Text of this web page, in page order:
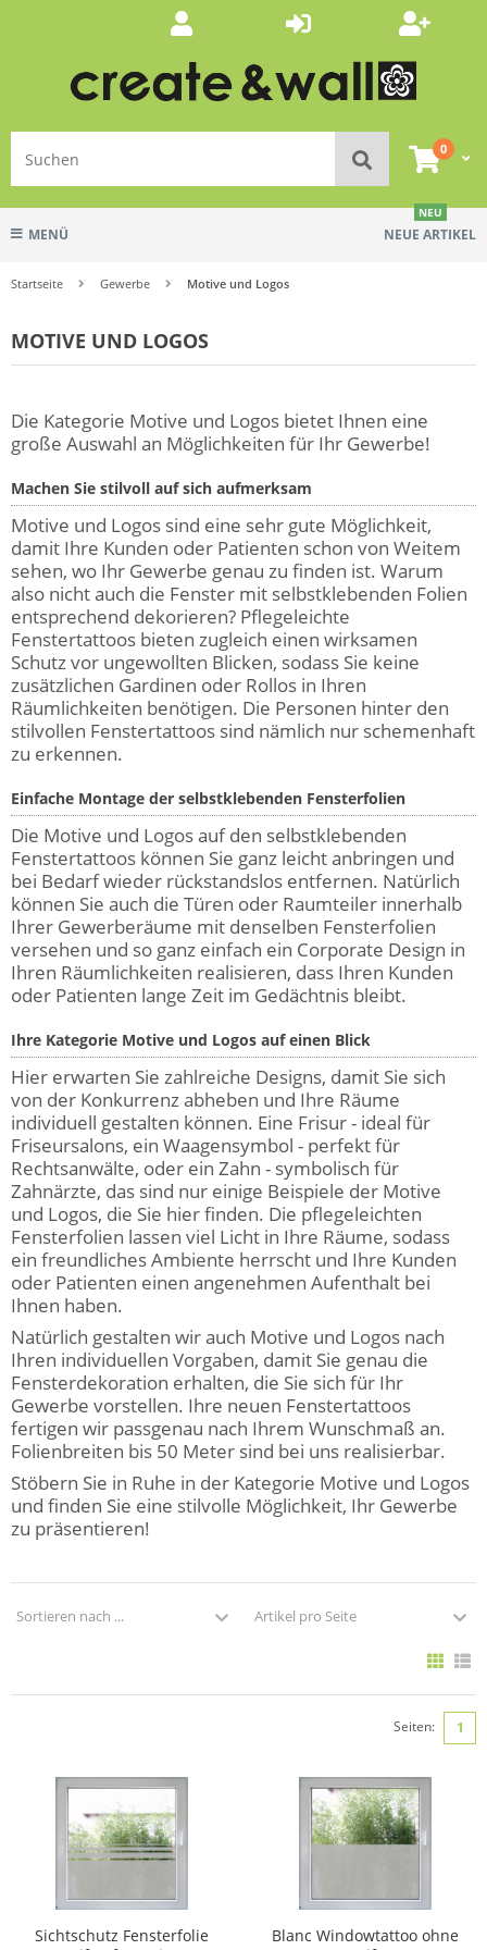
0
MENÜ NEUE ARTIKEL
NEU
Startseite Gewerbe Motive und Logos
MOTIVE UND LOGOS
Die Kategorie Motive und Logos bietet Ihnen eine
große Auswahl an Möglichkeiten für Ihr Gewerbe!
Machen Sie stilvoll auf sich aufmerksam
Motive und Logos sind eine sehr gute Möglichkeit,
damit Ihre Kunden oder Patienten schon von Weitem
sehen, wo Ihr Gewerbe genau zu finden ist. Warum
also nicht auch die Fenster mit selbstklebenden Folien
entsprechend dekorieren? Pflegeleichte
Fenstertattoos bieten zugleich einen wirksamen
Schutz vor ungewollten Blicken, sodass Sie keine
zusätzlichen Gardinen oder Rollos in Ihren
Räumlichkeiten benötigen. Die Personen hinter den
stilvollen Fenstertattoos sind nämlich nur schemenhaft
zu erkennen.
Einfache Montage der selbstklebenden Fensterfolien
Die Motive und Logos auf den selbstklebenden
Fenstertattoos können Sie ganz leicht anbringen und
bei Bedarf wieder rückstandslos entfernen. Natürlich
können Sie auch die Türen oder Raumteiler innerhalb
Ihrer Gewerberäume mit denselben Fensterfolien
versehen und so ganz einfach ein Corporate Design in
Ihren Räumlichkeiten realisieren, dass Ihren Kunden
oder Patienten lange Zeit im Gedächtnis bleibt.
Ihre Kategorie Motive und Logos auf einen Blick
Hier erwarten Sie zahlreiche Designs, damit Sie sich
von der Konkurrenz abheben und Ihre Räume
individuell gestalten können. Eine Frisur - ideal für
Friseursalons, ein Waagensymbol - perfekt für
Rechtsanwälte, oder ein Zahn - symbolisch für
Zahnärzte, das sind nur einige Beispiele der Motive
und Logos, die Sie hier finden. Die pflegeleichten
Fensterfolien lassen viel Licht in Ihre Räume, sodass
ein freundliches Ambiente herrscht und Ihre Kunden
oder Patienten einen angenehmen Aufenthalt bei
Ihnen haben.
Natürlich gestalten wir auch Motive und Logos nach
Ihren individuellen Vorgaben, damit Sie genau die
Fensterdekoration erhalten, die Sie sich für Ihr
Gewerbe vorstellen. Ihre neuen Fenstertattoos
fertigen wir passgenau nach Ihrem Wunschmaß an.
Folienbreiten bis 50 Meter sind bei uns realisierbar.
Stöbern Sie in Ruhe in der Kategorie Motive und Logos
und finden Sie eine stilvolle Möglichkeit, Ihr Gewerbe
zu präsentieren!
Sortieren nach ... Artikel pro Seite
Seiten: 1
Sichtschutz Fensterfolie
Blanc Windowtattoo ohne